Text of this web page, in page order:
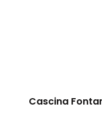
Cascina